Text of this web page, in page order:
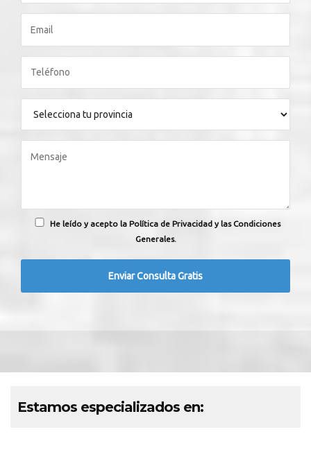
He leído y acepto la Política de Privacidad y las Condiciones
Generales.
Estamos especializados en: